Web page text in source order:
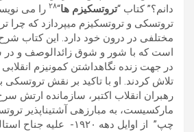
دانم؟” کتاب “تروتسکيزم ھا“٢٨ را می
تروتسکی و تروتسکيزم میپردازد که چرا
مختلفی در درون خود دارد. اين کتاب
است که با شور و شوق زائدالوصف و در
در جھت زنده نگاھداشتن کمونيزم انقلابی
تلاش کردند. او با تاکيد بر نقش تروتسکی
رھبران انقلاب اکتبر، سازمانده ارتش
مارکسيست، به مبارزهی آشتیناپذير
چپ” از اوايل دھه ١٩٢٠-